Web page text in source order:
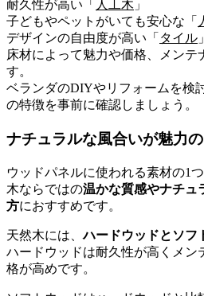
耐久性が高い「 人工木 」
子どもやペットがいても安心な「
デザインの自由度が高い「 タイル 」
床材によって魅力や価格、メンテ
す。
ベランダのDIYやリフォームを検
の特徴を事前に確認しましょう。
ナチュラルな風合いが魅力の
ウッドパネルに使われる素材の1
木ならではの温かな質感やナチュ
方におすすめです。
天然木には、ハードウッドとソフ
ハードウッドは耐久性が高くメン
格が高めです。